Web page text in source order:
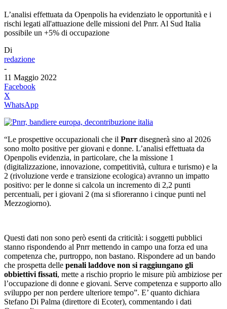
L’analisi effettuata da Openpolis ha evidenziato le opportunità e i
rischi legati all'attuazione delle missioni del Pnrr. Al Sud Italia
possibile un +5% di occupazione
Di
redazione
-
11 Maggio 2022
Facebook
X
WhatsApp
“Le prospettive occupazionali che il Pnrr disegnerà sino al 2026
sono molto positive per giovani e donne. L’analisi effettuata da
Openpolis evidenzia, in particolare, che la missione 1
(digitalizzazione, innovazione, competitività, cultura e turismo) e la
2 (rivoluzione verde e transizione ecologica) avranno un impatto
positivo: per le donne si calcola un incremento di 2,2 punti
percentuali, per i giovani 2 (ma si sfioreranno i cinque punti nel
Mezzogiorno).
Questi dati non sono però esenti da criticità: i soggetti pubblici
stanno rispondendo al Pnrr mettendo in campo una forza ed una
competenza che, purtroppo, non bastano. Rispondere ad un bando
che prospetta delle penali laddove non si raggiungano gli
obbiettivi fissati, mette a rischio proprio le misure più ambiziose per
l’occupazione di donne e giovani. Serve competenza e supporto allo
sviluppo per non perdere ulteriore tempo”. E’ quanto dichiara
Stefano Di Palma (direttore di Ecoter), commentando i dati